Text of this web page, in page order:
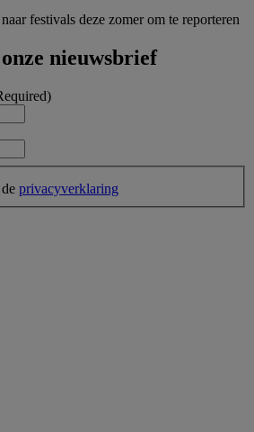
festivals deze zomer om te reporteren
nieuwsbrief
privacyverklaring